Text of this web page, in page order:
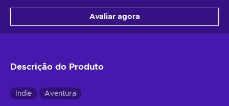
Avaliar agora
Descrição do Produto
Indie Aventura